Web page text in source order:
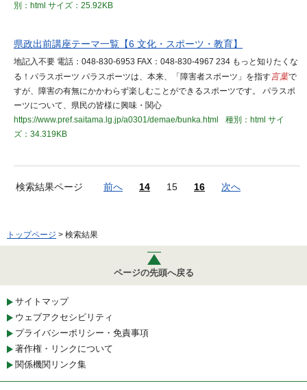
別：html サイズ：25.92KB
県政出前講座テーマ一覧【6 文化・スポーツ・教育】
地記入不要 電話：048-830-6953 FAX：048-830-4967 234 もっと知りたくな
る！パラスポーツ パラスポーツは、本来、「障害者スポーツ」を指す言葉で
すが、障害の有無にかかわらず楽しむことができるスポーツです。 パラスポ
ーツについて、県民の皆様に興味・関心
https://www.pref.saitama.lg.jp/a0301/demae/bunka.html
種別：html サイ
ズ：34.319KB
検索結果ページ 前へ 14 15 16 次へ
トップページ > 検索結果
ページの先頭へ戻る
サイトマップ
ウェブアクセシビリティ
プライバシーポリシー・免責事項
著作権・リンクについて
関係機関リンク集